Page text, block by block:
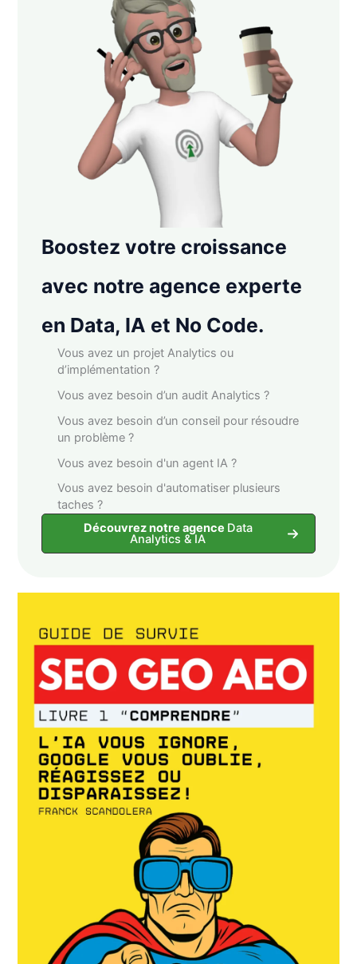
Boostez votre croissance
avec notre agence experte
en Data, IA et No Code.
Vous avez un projet Analytics ou
d’implémentation ?
Vous avez besoin d’un audit Analytics ?
Vous avez besoin d’un conseil pour résoudre
un problème ?
Vous avez besoin d'un agent IA ?
Vous avez besoin d'automatiser plusieurs
taches ?
Découvrez notre agence Data
Analytics & IA